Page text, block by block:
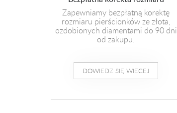
Zapewniamy bezpłatną korektę
rozmiaru pierścionków ze złota,
ozdobionych diamentami do 90 dni
od zakupu.
DOWIEDZ SIĘ WIECEJ